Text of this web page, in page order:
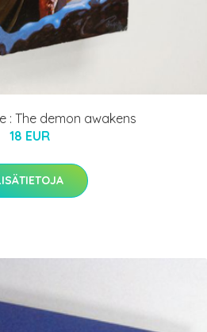
: The demon awakens
18 EUR